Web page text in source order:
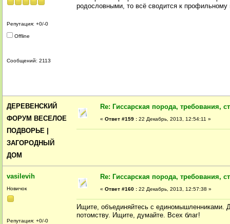
Репутация: +0/-0
Offline
Сообщений: 2113
родословными, то всё сводится к профильному
ДЕРЕВЕНСКИЙ
ФОРУМ ВЕСЕЛОЕ
ПОДВОРЬЕ |
ЗАГОРОДНЫЙ
ДОМ
Re: Гиссарская порода, требования,
« Ответ #159 : 22 Декабрь, 2013, 12:54:11 »
vasilevih
Новичок
Репутация: +0/-0
Re: Гиссарская порода, требования,
« Ответ #160 : 22 Декабрь, 2013, 12:57:38 »
Ищите, объединяйтесь с единомышленниками.
потомству. Ищите, думайте. Всех благ!